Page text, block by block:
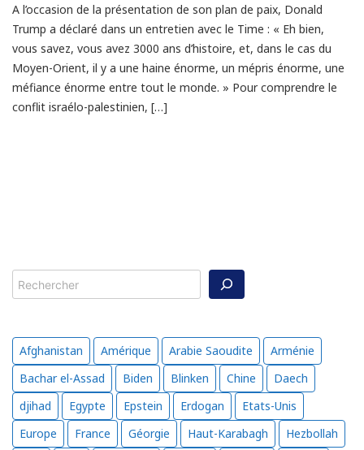
A l’occasion de la présentation de son plan de paix, Donald
Trump a déclaré dans un entretien avec le Time : « Eh bien,
vous savez, vous avez 3000 ans d’histoire, et, dans le cas du
Moyen-Orient, il y a une haine énorme, un mépris énorme, une
méfiance énorme entre tout le monde. » Pour comprendre le
conflit israélo-palestinien, […]
Rechercher
Afghanistan Amérique Arabie Saoudite
Arménie
Bachar el-Assad
Biden Blinken Chine
Daech
djihad
Egypte Epstein Erdogan
Etats-Unis
Europe
France Géorgie Haut-Karabagh
Hezbollah